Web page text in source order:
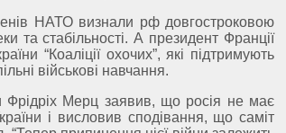
НАТО визнали рф довгостроковою
та стабільності. А президент Франції
“Коаліції охочих”, які підтримують
військові навчання.
Мерц заявив, що росія не має
і висловив сподівання, що саміт